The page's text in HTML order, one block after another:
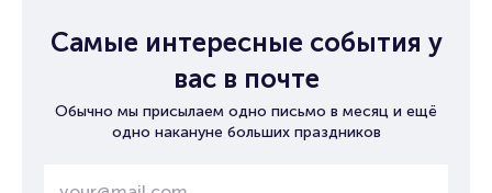
Самые интересные события у
вас в почте
Обычно мы присылаем одно письмо в месяц и ещё
одно накануне больших праздников